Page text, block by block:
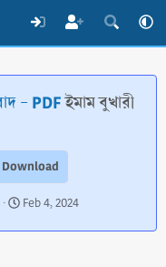
- PDFইমাম বুখারী
Download
S
a
Feb 4, 2024